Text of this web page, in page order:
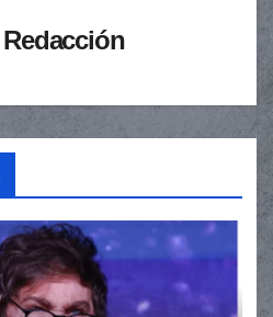
Redacción